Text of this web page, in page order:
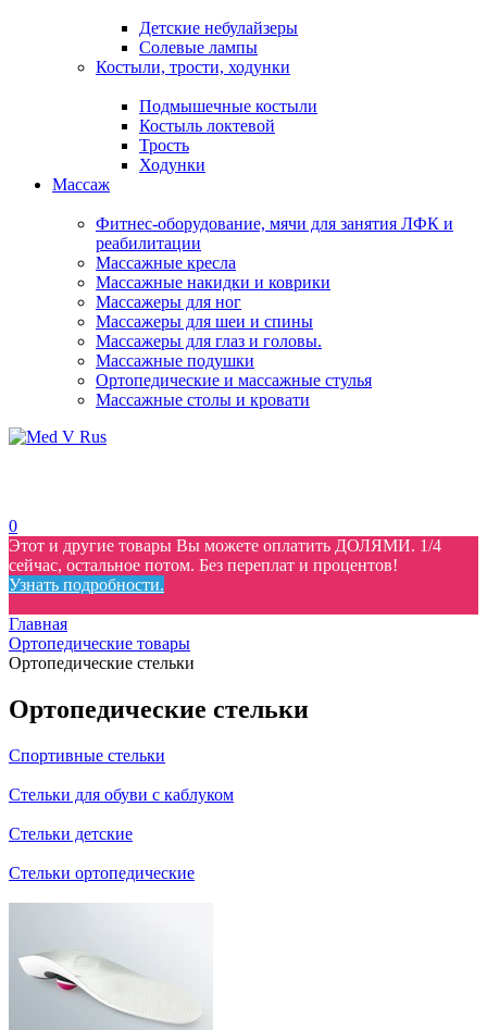
Детские небулайзеры
Солевые лампы
Костыли, трости, ходунки
Подмышечные костыли
Костыль локтевой
Трость
Ходунки
Массаж
Фитнес-оборудование, мячи для занятия ЛФК и
реабилитации
Массажные кресла
Массажные накидки и коврики
Массажеры для ног
Массажеры для шеи и спины
Массажеры для глаз и головы.
Массажные подушки
Ортопедические и массажные стулья
Массажные столы и кровати
0
Этот и другие товары Вы можете оплатить ДОЛЯМИ. 1/4
сейчас, остальное потом. Без переплат и процентов!
Узнать подробности.
Главная
Ортопедические товары
Ортопедические стельки
Ортопедические стельки
Спортивные стельки
Стельки для обуви с каблуком
Стельки детские
Стельки ортопедические